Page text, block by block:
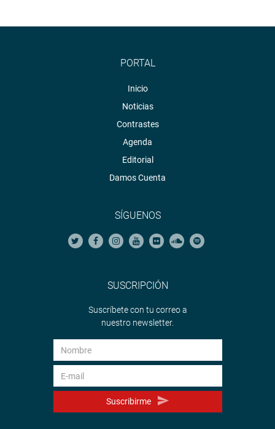
PORTAL
Inicio
Noticias
Contrastes
Agenda
Editorial
Damos Cuenta
SÍGUENOS
SUSCRIPCIÓN
Suscríbete con tu correo a
nuestro newsletter.
Suscribirme